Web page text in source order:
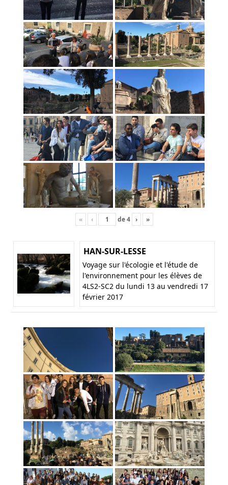
« ‹ de4 › »
HAN-SUR-LESSE
Voyage sur l'écologie et l'étude de
l'environnement pour les élèves de
4LS2-SC2 du lundi 13 au vendredi 17
février 2017